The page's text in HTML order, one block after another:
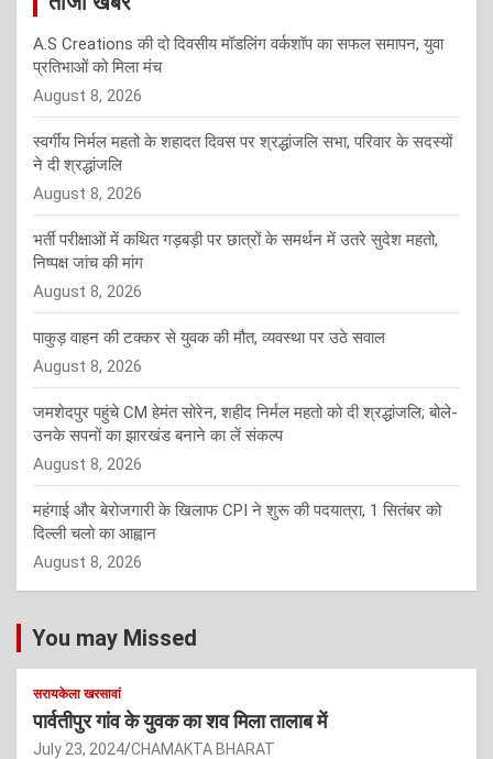
A.S Creations की दो दिवसीय मॉडलिंग वर्कशॉप का सफल समापन, युवा
प्रतिभाओं को मिला मंच
August 8, 2026
स्वर्गीय निर्मल महतो के शहादत दिवस पर श्रद्धांजलि सभा, परिवार के सदस्यों
ने दी श्रद्धांजलि
August 8, 2026
भर्ती परीक्षाओं में कथित गड़बड़ी पर छात्रों के समर्थन में उतरे सुदेश महतो,
निष्पक्ष जांच की मांग
August 8, 2026
पाकुड़ वाहन की टक्कर से युवक की मौत, व्यवस्था पर उठे सवाल
August 8, 2026
जमशेदपुर पहुंचे CM हेमंत सोरेन, शहीद निर्मल महतो को दी श्रद्धांजलि; बोले-
उनके सपनों का झारखंड बनाने का लें संकल्प
August 8, 2026
महंगाई और बेरोजगारी के खिलाफ CPI ने शुरू की पदयात्रा, 1 सितंबर को
दिल्ली चलो का आह्वान
August 8, 2026
You may Missed
सरायकेला खरसावां
पार्वतीपुर गांव के युवक का शव मिला तालाब में
July 23, 2024 CHAMAKTA BHARAT